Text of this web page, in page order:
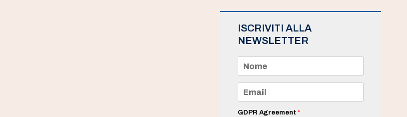
ISCRIVITI ALLA
NEWSLETTER
m
e
a
iGDPR Agreement *